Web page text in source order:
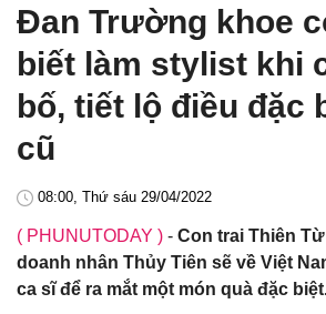
Đan Trường khoe
biết làm stylist khi
bố, tiết lộ điều đặc
cũ
08:00, Thứ sáu 29/04/2022
( PHUNUTODAY ) - Con trai Thiên
doanh nhân Thủy Tiên sẽ về Việt
ca sĩ để ra mắt một món quà đặc